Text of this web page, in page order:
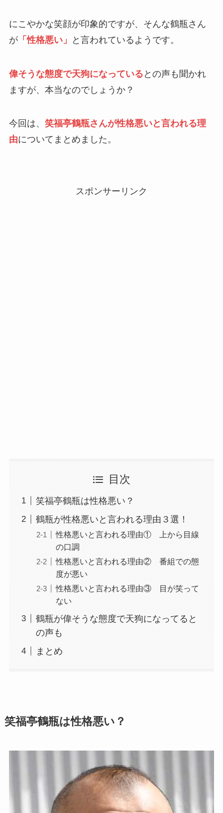
にこやかな笑顔が印象的ですが、そんな鶴瓶さん
が「性格悪い」 と言われているようです。
偉そうな態度で天狗になっている との声も聞かれ
ますが、本当なのでしょうか？
今回は、 笑福亭鶴瓶さんが性格悪いと言われる理
由についてまとめました。
スポンサーリンク
目次
笑福亭鶴瓶は性格悪い？
鶴瓶が性格悪いと言われる理由３選！
性格悪いと言われる理由① 上から目線
の口調
性格悪いと言われる理由② 番組での態
度が悪い
性格悪いと言われる理由③ 目が笑って
ない
鶴瓶が偉そうな態度で天狗になってると
の声も
まとめ
笑福亭鶴瓶は性格悪い？